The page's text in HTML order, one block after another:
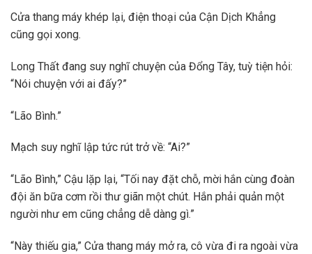
Cửa thang máy khép lại, điện thoại của Cận Dịch Khẳng
cũng gọi xong.
Long Thất đang suy nghĩ chuyện của Đổng Tây, tuỳ tiện hỏi:
“Nói chuyện với ai đấy?”
“Lão Bình.”
Mạch suy nghĩ lập tức rút trở về: “Ai?”
“Lão Bình,” Cậu lặp lại, “Tối nay đặt chỗ, mời hắn cùng đoàn
đội ăn bữa cơm rồi thư giãn một chút. Hắn phải quản một
người như em cũng chẳng dễ dàng gì.”
“Này thiếu gia,” Cửa thang máy mở ra, cô vừa đi ra ngoài vừa